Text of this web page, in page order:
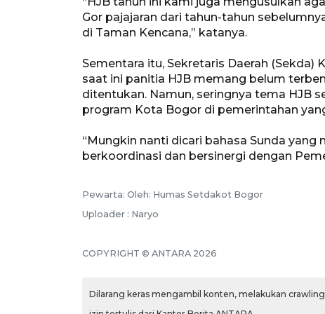
Gor pajajaran dari tahun-tahun
di Taman Kencana,” katanya.
Sementara itu, Sekretaris Daerah
saat ini panitia HJB memang belum
ditentukan. Namun, seringnya tema HJB
program Kota Bogor di pemerintahan
“Mungkin nanti dicari bahasa Sunda
berkoordinasi dan bersinergi dengan
Pewarta: Oleh: Humas Setdakot Bogor
Uploader : Naryo
COPYRIGHT © ANTARA 2026
Dilarang keras mengambil konten, melakukan